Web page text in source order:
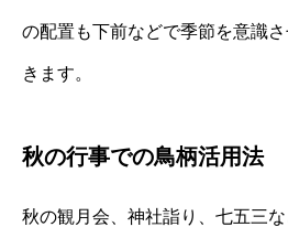
の配置も下前などで季節を意識
きます。
秋の行事での鳥柄活用法
秋の観月会、神社詣り、七五三